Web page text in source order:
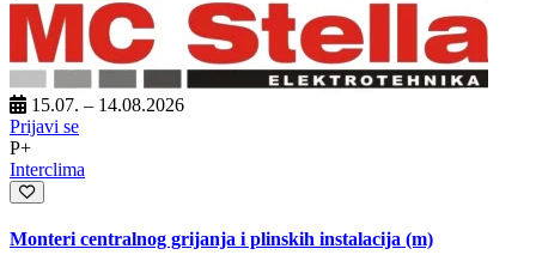
15.07. – 14.08.2026
Prijavi se
P+
Interclima
Monteri centralnog grijanja i plinskih instalacija (m)